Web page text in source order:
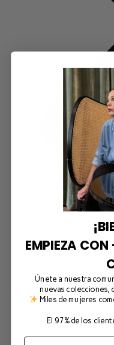
¿Quieres ver
Faldas de
EMPIEZA
Únete a nuestra
nuevas colecciones,
Miles de mujeres
El 97% de los